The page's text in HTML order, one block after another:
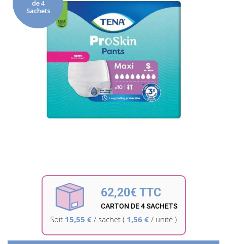
de
galerie
de 4
Sachets
62,20€ TTC
CARTON DE 4 SACHETS
Soit 15,55 € / sachet ( 1,56 € / unité )